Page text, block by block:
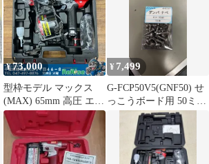
¥73,000
型枠モデル マックス
(MAX) 65mm 高圧 エア
ー釘打ち機 HN-65FW1
(アタッチメントVツキ)
【未使用】【船橋馬込
店】
¥ 7,499
G-FCP50V5(GNF50) せ
っこうボード用 50ミリ
メッキ普通釘